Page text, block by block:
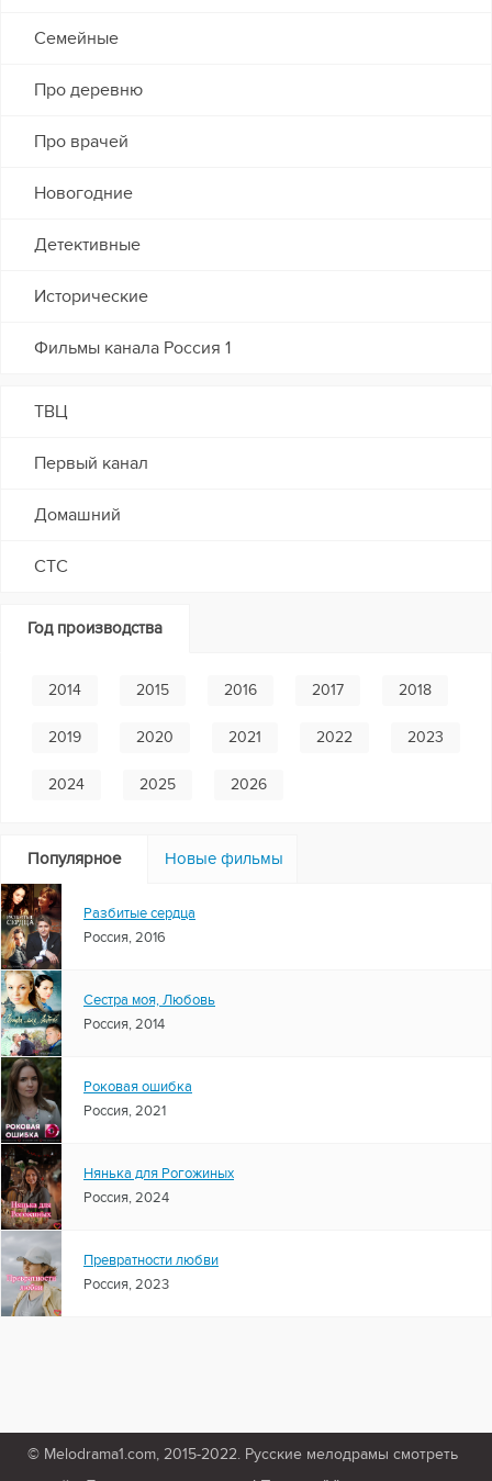
Семейные
Про деревню
Про врачей
Новогодние
Детективные
Исторические
Фильмы канала Россия 1
ТВЦ
Первый канал
Домашний
СТС
Год производства
2014 2015 2016 2017 2018
2019 2020 2021 2022 2023
2024 2025 2026
Популярное Новые фильмы
Разбитые сердца
Россия, 2016
Сестра моя, Любовь
Россия, 2014
Роковая ошибка
Россия, 2021
Нянька для Рогожиных
Россия, 2024
Превратности любви
Россия, 2023
© Melodrama1.com, 2015-2022. Русские мелодрамы смотреть